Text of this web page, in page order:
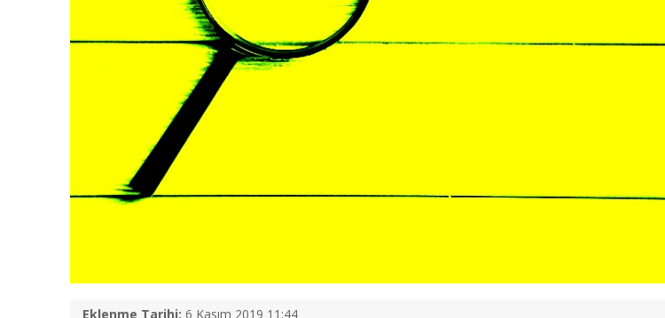
Eklenme Tarihi: 6 Kasım 2019 11:44